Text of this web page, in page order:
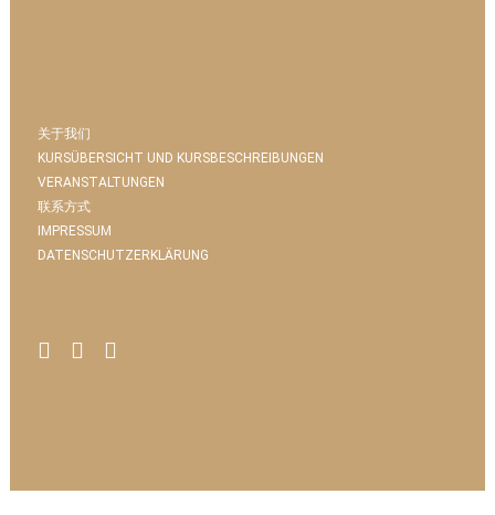
关于我们
KURSÜBERSICHT UND KURSBESCHREIBUNGEN
VERANSTALTUNGEN
联系方式
IMPRESSUM
DATENSCHUTZERKLÄRUNG